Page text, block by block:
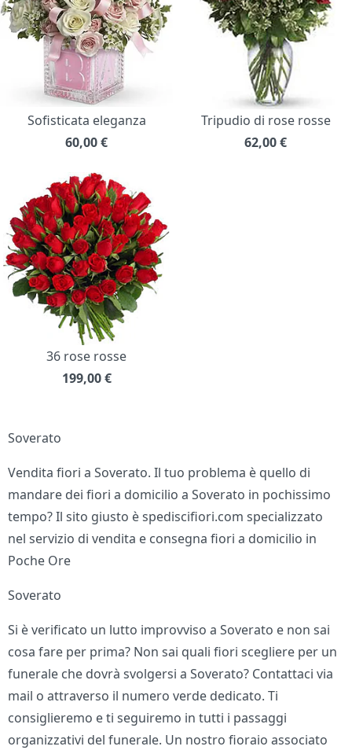
Sofisticata eleganza
60,00€
Tripudio di rose rosse
62,00€
36 rose rosse
199,00 €
Soverato
Vendita fiori a Soverato. Il tuo problema è quello di
mandare dei fiori a domicilio a Soverato in pochissimo
tempo? Il sito giusto è spediscifiori.com specializzato
nel servizio di vendita e consegna fiori a domicilio in
Poche Ore
Soverato
Si è verificato un lutto improvviso a Soverato e non sai
cosa fare per prima? Non sai quali fiori scegliere per un
funerale che dovrà svolgersi a Soverato? Contattaci via
mail o attraverso il numero verde dedicato. Ti
consiglieremo e ti seguiremo in tutti i passaggi
organizzativi del funerale. Un nostro fioraio associato